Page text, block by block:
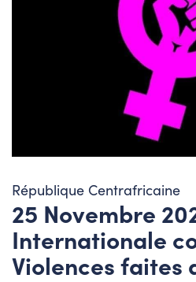
République Centrafricaine
25 Novembre
Internationale
Violences faites